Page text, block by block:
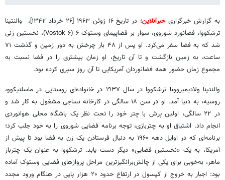
به گزارش خبرگزاریخبرآنلاین
؛ در تاریخ ۱۶ ژوئن ۱۹۶۳ [۲۶ خرداد ۱۳۴۲]، والنتینا
ترشکووا، فضانورد شوروی، سوار بر فضاپیمای وستوک ۶ (Vostok ۶)، نخستین زنی
شد که به فضا سفر می‌کرد. او پس از ۴۸ بار چرخش به دور زمین و گذشت ۷۱
ساعت، به زمین بازگشت و تا آن تاریخ، او زمان بیشتری را در فضا نسبت به
مجموع زمان حضور همه فضانوردان آمریکایی تا آن روز سپری کرده بود.
والنتینا ولادیمیروونا ترشکووا در سال ۱۹۳۷ در خانواده‌ای روستایی در ماسلنیکوو،
روسیه، به دنیا آمد. او در سن ۱۸ سالگی در کارخانه نساجی مشغول به کار شد و
در ۲۲ سالگی، اولین پرش با چتر خود را تحت نظر یک باشگاه محلی هوانوردی
انجام داد. اشتیاق او به چتربازی، توجه برنامه فضایی شوروی را به خود جلب کرد؛
برنامه‌ای که در اوایل دهه ۱۹۶۰ به دنبال فرستادن یک زن به فضا بود تا پیش از
آمریکا، به یک «نخستین فضایی» دیگر دست یابد. ترشکووا به‌ عنوان یک چترباز
ماهر، به‌خوبی برای یکی از چالش‌برانگیزترین مراحل پروازهای فضایی وستوک آماده
بود: اجبار به خروج از کپسول در ارتفاع حدود ۲۰ هزار پایی در هنگام ورود مجدد